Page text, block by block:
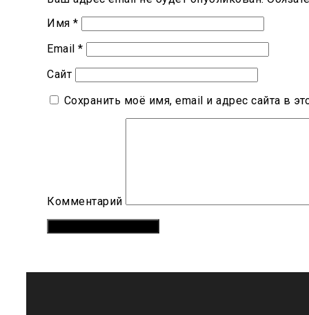
Имя *
Email *
Сайт
Сохранить моё имя, email и адрес сайта в
Комментарий